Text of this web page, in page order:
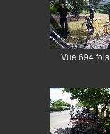
Vue 694 fois